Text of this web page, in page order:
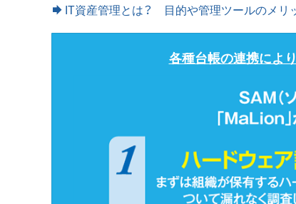
IT資産管理とは？ 目的や管理ツールのメリ
各種台帳の連携によ